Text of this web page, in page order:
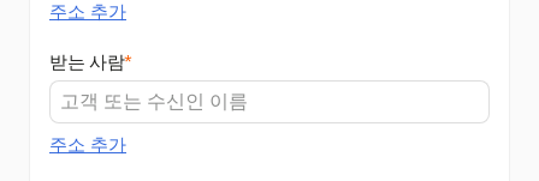
주소 추가
받는 사람*
주소 추가